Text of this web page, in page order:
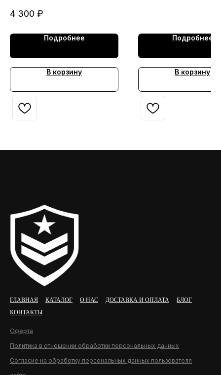
перфорация/молния/
4 300 ₽
Подробнее
В корзину
Подробнее
В корзину
ГЛАВНАЯ КАТАЛОГ О НАС ДОСТАВКА И ОПЛАТА
БЛОГ
КОНТАКТЫ
Оферта
Политика в отношении обработки персональных данных
Согласие на обработку персональных данных пользователя